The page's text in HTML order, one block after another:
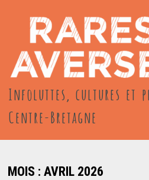
contenu
Infoluttes, cultures et
Centre-Bretagne
MOIS :AVRIL 2026